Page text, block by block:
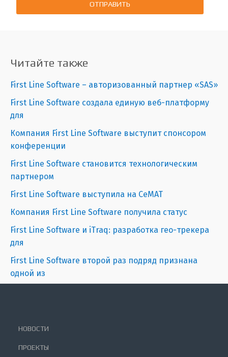
ОТПРАВИТЬ
Читайте также
First Line Software – авторизованный партнер «SAS»
First Line Software создала единую веб-платформу
для
Компания First Line Software выступит спонсором
конференции
First Line Software становится технологическим
партнером
First Line Software выступила на СeMAT
Компания First Line Software получила статус
First Line Software и iTraq: разработка гео-трекера
для
First Line Software второй раз подряд признана
одной из
НОВОСТИ
ПРОЕКТЫ